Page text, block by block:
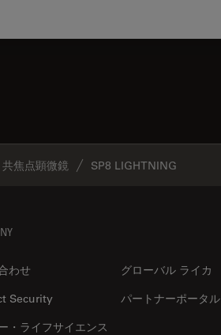
共焦点顕微鏡 SP8 LIGHTNING
わせ
グローバル ライカ
Security
パートナーポータル
・ライフサイエンス